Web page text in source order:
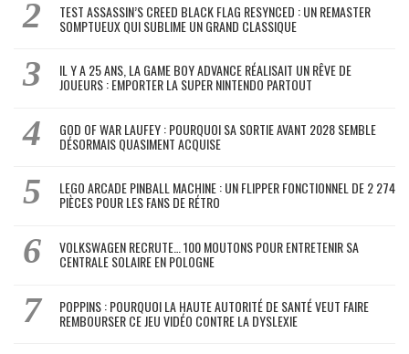
TEST ASSASSIN’S CREED BLACK FLAG RESYNCED : UN REMASTER
SOMPTUEUX QUI SUBLIME UN GRAND CLASSIQUE
IL Y A 25 ANS, LA GAME BOY ADVANCE RÉALISAIT UN RÊVE DE
JOUEURS : EMPORTER LA SUPER NINTENDO PARTOUT
GOD OF WAR LAUFEY : POURQUOI SA SORTIE AVANT 2028 SEMBLE
DÉSORMAIS QUASIMENT ACQUISE
LEGO ARCADE PINBALL MACHINE : UN FLIPPER FONCTIONNEL DE 2 274
PIÈCES POUR LES FANS DE RÉTRO
VOLKSWAGEN RECRUTE… 100 MOUTONS POUR ENTRETENIR SA
CENTRALE SOLAIRE EN POLOGNE
POPPINS : POURQUOI LA HAUTE AUTORITÉ DE SANTÉ VEUT FAIRE
REMBOURSER CE JEU VIDÉO CONTRE LA DYSLEXIE